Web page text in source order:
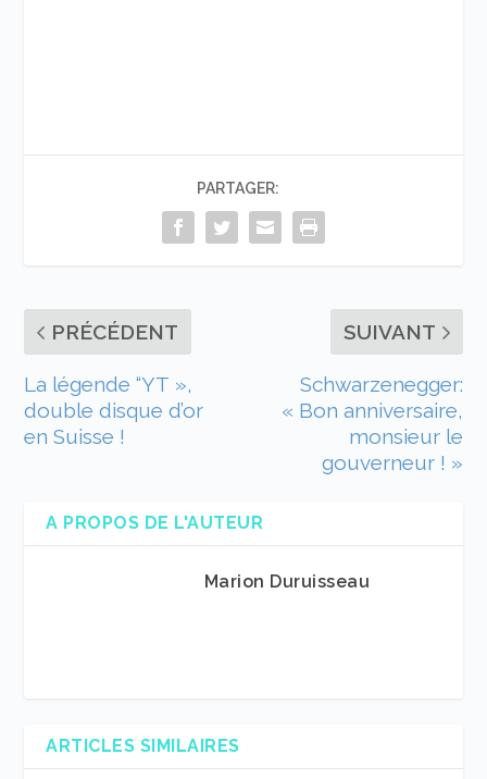
PARTAGER:
PRÉCÉDENT
La légende “YT »,
double disque d’or
en Suisse !
SUIVANT
Schwarzenegger:
« Bon anniversaire,
monsieur le
gouverneur ! »
A PROPOS DE L'AUTEUR
Marion Duruisseau
ARTICLES SIMILAIRES